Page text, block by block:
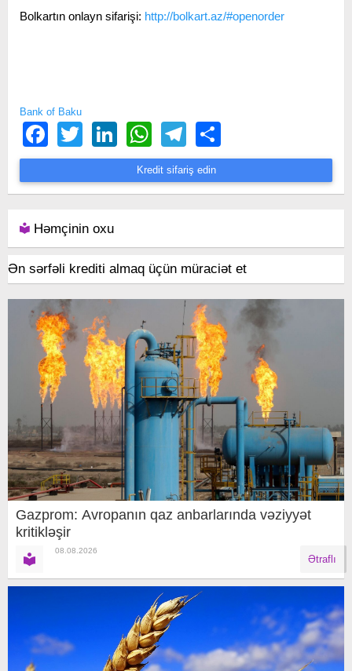
Bolkartın onlayn sifarişi: http://bolkart.az/#openorder
Bank of Baku
FacebookTwitter LinkedIn WhatsAppTelegram
Kredit sifariş edin
Həmçinin oxu
Ən sərfəli krediti almaq üçün müraciət et
Gazprom: Avropanın qaz anbarlarında vəziyyət
kritikləşir
08.08.2026
Ətraflı